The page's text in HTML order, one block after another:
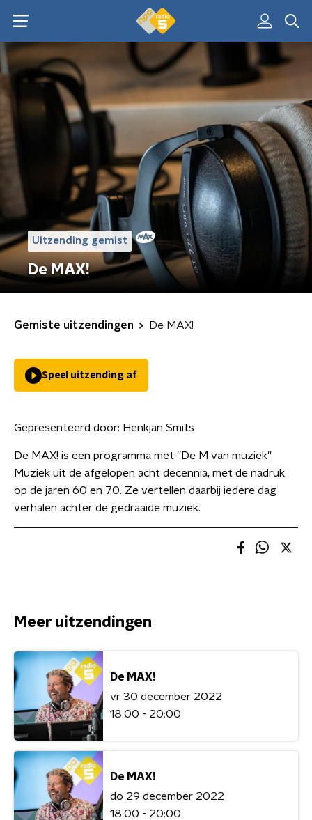
Uitzending gemist
De MAX!
Gemiste uitzendingen De MAX!
Speel uitzending af
Gepresenteerd door: Henkjan Smits
De MAX! is een programma met ''De M van muziek''.
Muziek uit de afgelopen acht decennia, met de nadruk
op de jaren 60 en 70. Ze vertellen daarbij iedere dag
verhalen achter de gedraaide muziek.
Meer uitzendingen
De MAX!
vr 30 december 2022
18:00 - 20:00
De MAX!
do 29 december 2022
18:00 - 20:00